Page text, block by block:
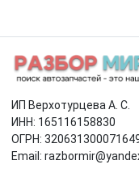
ИП Верхотурцева А. С.
ИНН: 165116158830
ОГРН:
Email: